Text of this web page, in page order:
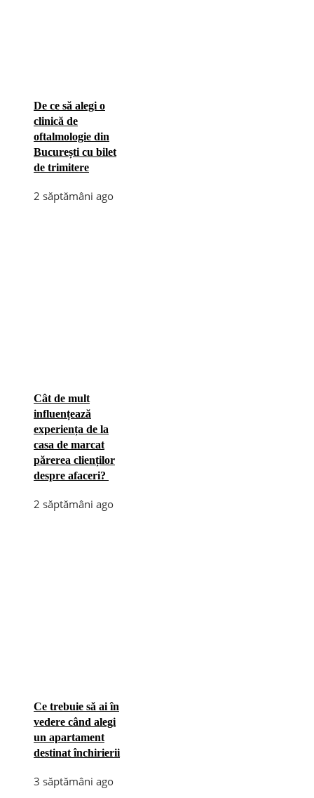
De ce să alegi o
clinică de
oftalmologie din
București cu bilet
de trimitere
2 săptămâni ago
Cât de mult
influențează
experiența de la
casa de marcat
părerea clienților
despre afaceri?
2 săptămâni ago
Ce trebuie să ai în
vedere când alegi
un apartament
destinat închirierii
3 săptămâni ago